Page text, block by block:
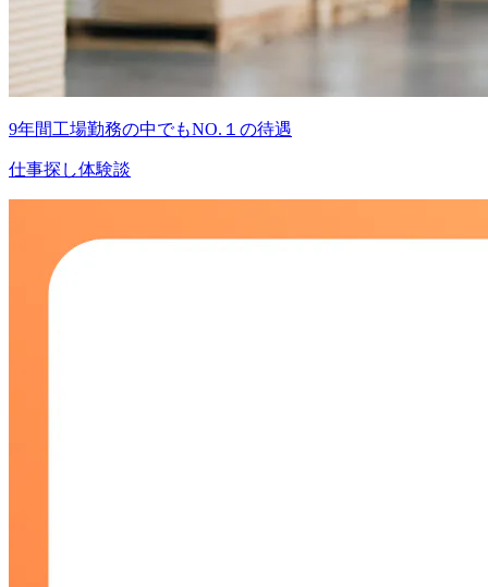
9年間工場勤務の中でもNO.１の待遇
仕事探し体験談